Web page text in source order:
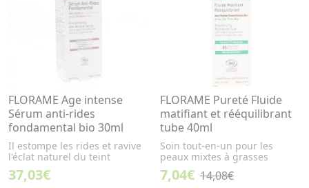
FLORAME Age intense
Sérum anti-rides
fondamental bio 30ml
Il estompe les rides et ravive
l'éclat naturel du teint
37,03€
FLORAME Pureté Fluide
matifiant et rééquilibrant
tube 40ml
Soin tout-en-un pour les
peaux mixtes à grasses
7,04€ 14,08€